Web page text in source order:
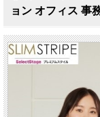
ョン オフィス 事